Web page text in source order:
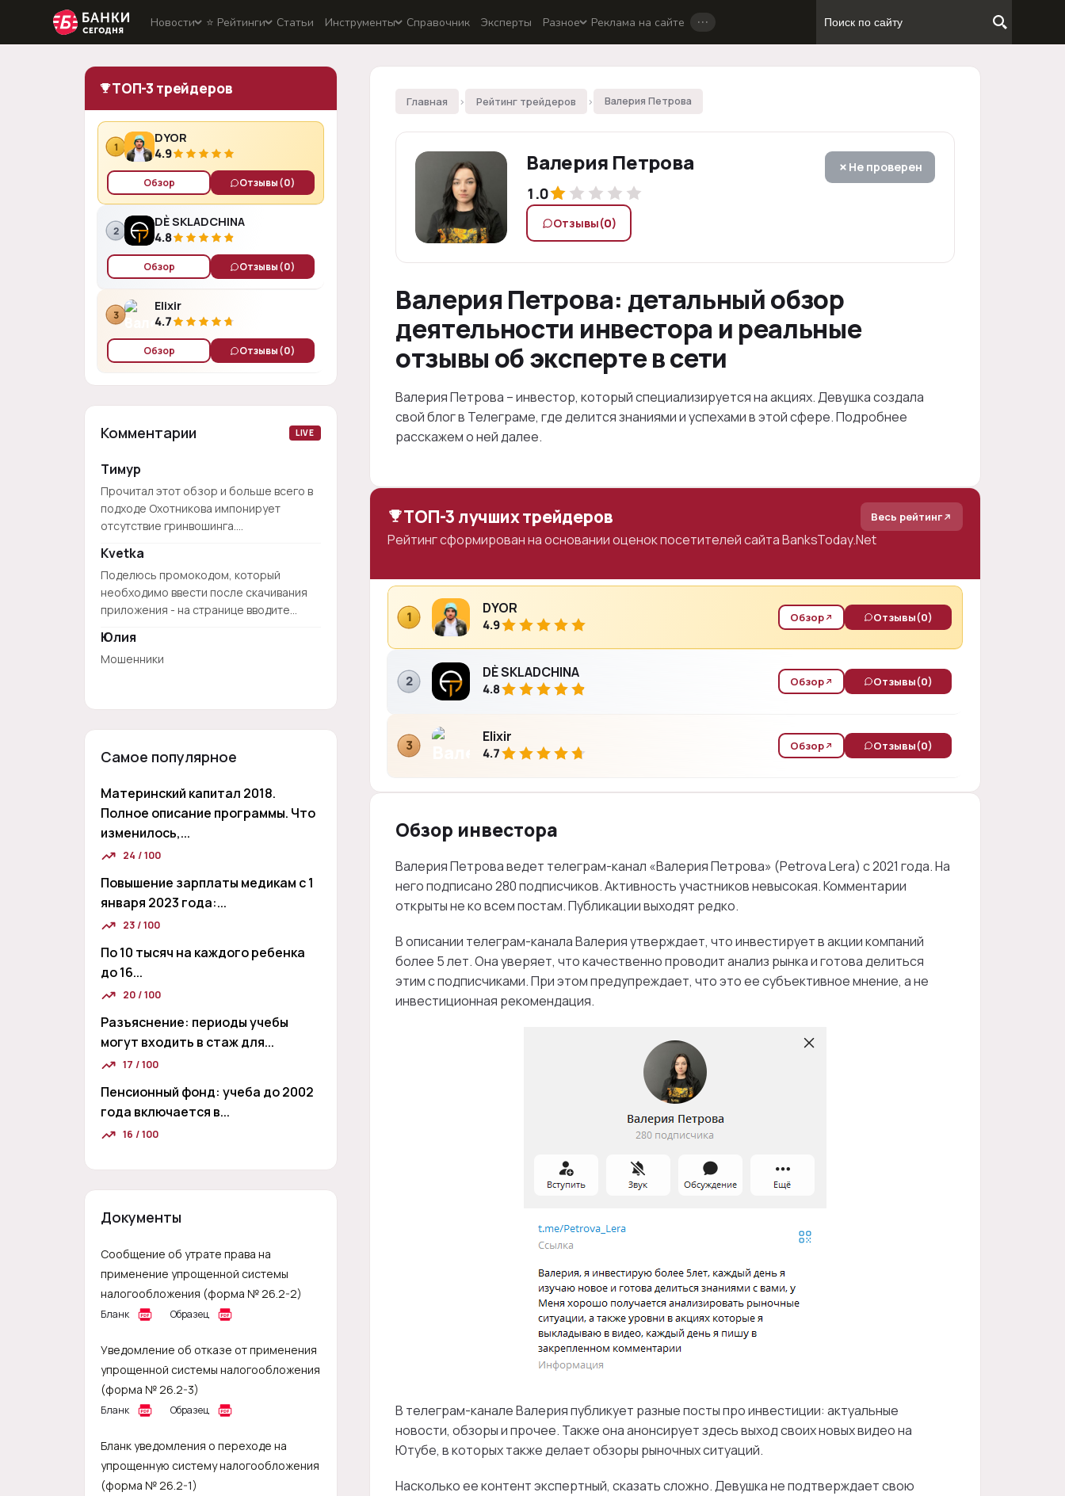
Новости ⭐️ Рейтинги Статьи Инструменты Справочник Эксперты Разное Реклама на сайте …
ТОП-3 трейдеров
1
DYOR
4.9
Обзор Отзывы(0)
2
DÈ SKLADCHINA
4.8
Обзор Отзывы(0)
3
Elixir
4.7
Обзор Отзывы(0)
Комментарии LIVE
Тимур
Прочитал этот обзор и больше всего в
подходе Охотникова импонирует
отсутствие гринвошинга....
Kvetka
Поделюсь промокодом, который
необходимо ввести после скачивания
приложения - на странице вводите...
Юлия
Мошенники
Самое популярное
Материнский капитал 2018.
Полное описание программы. Что
изменилось,...
24 / 100
Повышение зарплаты медикам с 1
января 2023 года:...
23 / 100
По 10 тысяч на каждого ребенка
до 16...
20 / 100
Разъяснение: периоды учебы
могут входить в стаж для...
17 / 100
Пенсионный фонд: учеба до 2002
года включается в...
16 / 100
Документы
Сообщение об утрате права на
применение упрощенной системы
налогообложения (форма № 26.2-2)
Бланк Образец
Уведомление об отказе от применения
упрощенной системы налогообложения
(форма № 26.2-3)
Бланк Образец
Бланк уведомления о переходе на
упрощенную систему налогообложения
(форма № 26.2-1)
Главная › Рейтинг трейдеров › Валерия Петрова
Валерия Петрова
1.0
Не проверен
Отзывы(0)
Валерия Петрова: детальный обзор
деятельности инвестора и реальные
отзывы об эксперте в сети
Валерия Петрова – инвестор, который специализируется на акциях. Девушка создала
свой блог в Телеграме, где делится знаниями и успехами в этой сфере. Подробнее
расскажем о ней далее.
ТОП-3 лучших трейдеров Весь рейтинг
Рейтинг сформирован на основании оценок посетителей сайта BanksToday.Net
1
DYOR
4.9 Обзор Отзывы(0)
2
DÈ SKLADCHINA
4.8 Обзор Отзывы(0)
3
Elixir
4.7 Обзор Отзывы(0)
Обзор инвестора
Валерия Петрова ведет телеграм-канал «Валерия Петрова» (Petrova Lera) с 2021 года. На
него подписано 280 подписчиков. Активность участников невысокая. Комментарии
открыты не ко всем постам. Публикации выходят редко.
В описании телеграм-канала Валерия утверждает, что инвестирует в акции компаний
более 5 лет. Она уверяет, что качественно проводит анализ рынка и готова делиться
этим с подписчиками. При этом предупреждает, что это ее субъективное мнение, а не
инвестиционная рекомендация.
В телеграм-канале Валерия публикует разные посты про инвестиции: актуальные
новости, обзоры и прочее. Также она анонсирует здесь выход своих новых видео на
Ютубе, в которых также делает обзоры рыночных ситуаций.
Насколько ее контент экспертный, сказать сложно. Девушка не подтверждает свою